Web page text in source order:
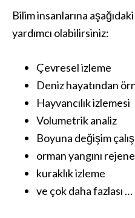
Bilim insanlarına
yardımcı olabilirsiniz:
Çevresel izleme
Deniz hayatından
Hayvancılık izlemesi
Volumetrik analiz
Boyuna değişim
orman yangını
kuraklık izleme
ve çok daha fazlası …